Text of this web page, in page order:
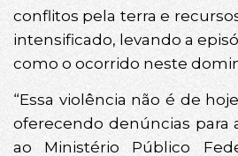
conflitos pela terra e
intensificado, levando a
como o ocorrido neste
“Essa violência não é de
oferecendo denúncias para
ao Ministério Público